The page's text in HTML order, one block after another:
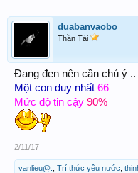
duabanvaobo
Thần Tài
Đang đen nên cần chú ý ..
Một con duy nhất 66
Mức độ tin cậy 90%
2/11/17
vanlieu@. Trí thức yêu nước